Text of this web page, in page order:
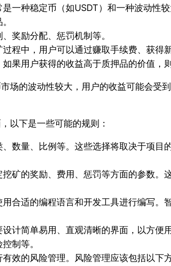
一种稳定币（如USDT）和一种波动性较
奖励分配、惩罚机制等。
程中，用户可以通过赚取手续费、获得
果用户获得的收益高于质押品的价值，
场的波动性较大，用户的收益可能会受
以下是一些可能的规则：
数量、比例等。这些选择将取决于项目
矿的奖励、费用、惩罚等方面的参数。
合适的编程语言和开发工具进行编写。
计简单易用、直观清晰的界面，以方便
制等。
效的风险管理。风险管理应该包括以下